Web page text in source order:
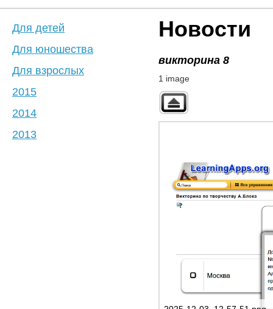
Новости
викторина 8
1 image
Для детей
Для юношества
Для взрослых
2015
2014
2013